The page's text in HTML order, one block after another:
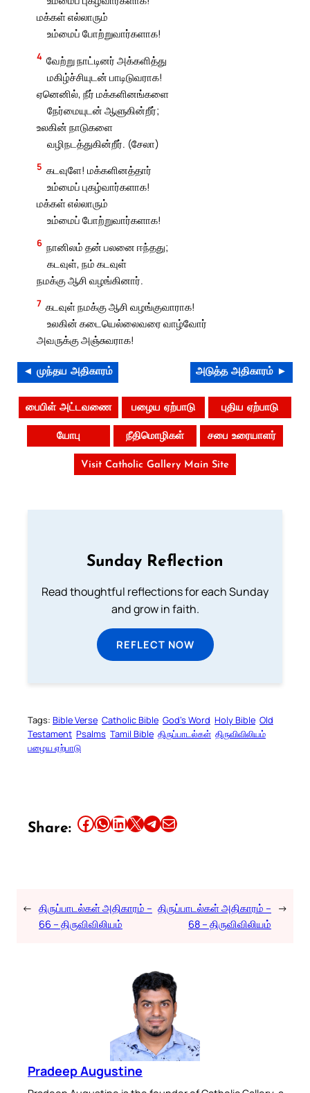
மக்கள் எல்லாரும்
உம்மைப் போற்றுவார்களாக!
4 வேற்று நாட்டினர் அக்களித்து
மகிழ்ச்சியுடன் பாடிடுவராக!
ஏனெனில், நீர் மக்களினங்களை
நேர்மையுடன் ஆளுகின்றீர்;
உலகின் நாடுகளை
வழிநடத்துகின்றீர். (சேலா)
5 கடவுளே! மக்களினத்தார்
உம்மைப் புகழ்வார்களாக!
மக்கள் எல்லாரும்
உம்மைப் போற்றுவார்களாக!
6 நானிலம் தன் பலனை ஈந்தது;
கடவுள், நம் கடவுள்
நமக்கு ஆசி வழங்கினார்.
7 கடவுள் நமக்கு ஆசி வழங்குவாராக!
உலகின் கடையெல்லைவரை வாழ்வோர்
அவருக்கு அஞ்சுவராக!
◄ முந்தய அதிகாரம் அடுத்த அதிகாரம் ►
பைபிள் அட்டவணை பழைய ஏற்பாடு புதிய ஏற்பாடு
யோபு நீதிமொழிகள் சபை உரையாளர்
Visit Catholic Gallery Main Site
Sunday Reflection
Read thoughtful reflections for each Sunday
and grow in faith.
REFLECT NOW
Tags: Bible Verse Catholic Bible God’s Word Holy Bible Old
Testament Psalms Tamil Bible திருப்பாடல்கள் திருவிவிலியம்
பழைய ஏற்பாடு
Share: Share this article on Facebook Share this article on WhatsApp Share this article on LinkedIn Share this article on X Share this article on TelegramEmail this Article
← திருப்பாடல்கள் அதிகாரம் –
66 – திருவிவிலியம்
திருப்பாடல்கள் அதிகாரம் –
68 – திருவிவிலியம்
→
Pradeep Augustine